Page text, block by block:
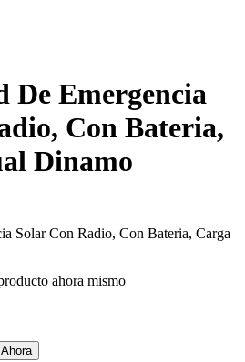
De Emergencia
Con Bateria,
Dinamo
Solar Con Radio, Con Bateria, Carga
ahora mismo